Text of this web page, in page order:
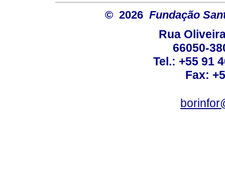
© 2026 Fundação
Rua
66050-
Tel.: +55 91
Fax: